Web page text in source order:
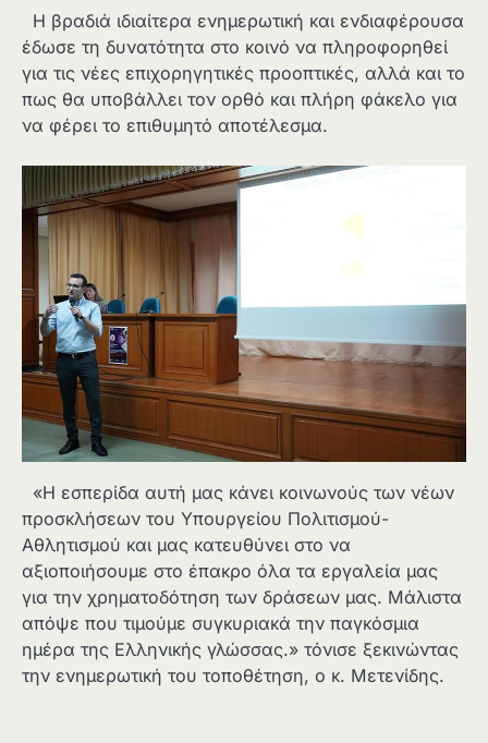
Η βραδιά ιδιαίτερα ενημερωτική και ενδιαφέρουσα
έδωσε τη δυνατότητα στο κοινό να πληροφορηθεί
για τις νέες επιχορηγητικές προοπτικές, αλλά και το
πως θα υποβάλλει τον ορθό και πλήρη φάκελο για
να φέρει το επιθυμητό αποτέλεσμα.
«Η εσπερίδα αυτή μας κάνει κοινωνούς των νέων
προσκλήσεων του Υπουργείου Πολιτισμού-
Αθλητισμού και μας κατευθύνει στο να
αξιοποιήσουμε στο έπακρο όλα τα εργαλεία μας
για την χρηματοδότηση των δράσεων μας. Μάλιστα
απόψε που τιμούμε συγκυριακά την παγκόσμια
ημέρα της Ελληνικής γλώσσας.» τόνισε ξεκινώντας
την ενημερωτική του τοποθέτηση, ο κ. Μετενίδης.